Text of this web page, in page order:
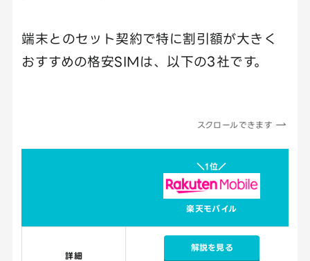
端末とのセット契約で特に割引額が大きく
おすすめの格安SIMは、以下の3社です。
スクロールできます
＼1位／
楽天モバイル
詳細
解説を見る